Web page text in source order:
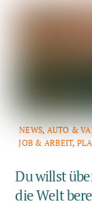
NEWS, AUTO &
JOB & ARBEIT,
Du willst
die Welt